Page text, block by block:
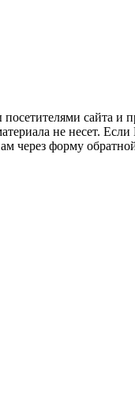
сайта и
не несет.
через форму